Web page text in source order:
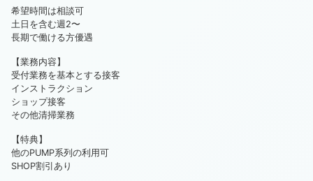
希望時間は相談可
土日を含む週2〜
長期で働ける方優遇
【業務内容】
受付業務を基本とする接客
インストラクション
ショップ接客
その他清掃業務
【特典】
他のPUMP系列の利用可
SHOP割引あり